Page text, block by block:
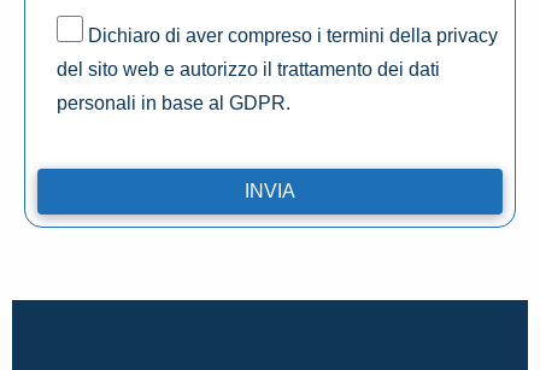
Dichiaro di aver compreso i termini della privacy
del sito web e autorizzo il trattamento dei dati
personali in base al GDPR.